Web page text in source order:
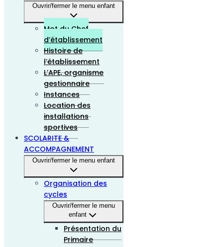
Ouvrir/fermer le menu enfant
Mot du Chef
d’établissement
Histoire de
l’établissement
L’APE, organisme
gestionnaire
Instances
Location des
installations
sportives
SCOLARITE &
ACCOMPAGNEMENT
Ouvrir/fermer le menu enfant
Organisation des
cycles
Ouvrir/fermer le menu
enfant
Présentation du
Primaire